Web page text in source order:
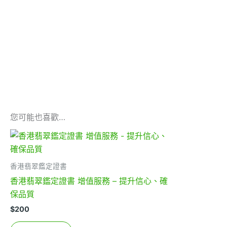
您可能也喜歡…
香港翡翠鑑定證書
香港翡翠鑑定證書 增值服務 – 提升信心、確
保品質
$200